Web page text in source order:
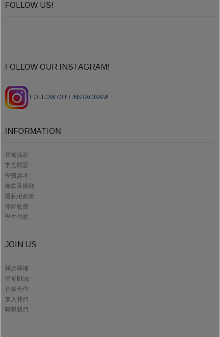
FOLLOW US!
FOLLOW OUR INSTAGRAM!
FOLLOW OUR INSTAGRAM!
INFORMATION
尋補流程
常見問題
學費參考
條款及細則
隱私權政策
導師收費
學生付款
JOIN US
關於尋補
尋補Blog
企業合作
加入我們
聯繫我們